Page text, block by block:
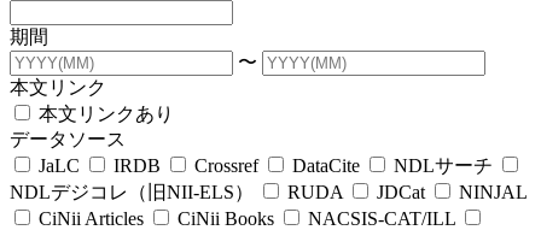
期間
〜
本文リンク
本文リンクあり
データソース
JaLC
IRDB Crossref DataCite
NDLサーチ
NDLデジコレ（旧NII-ELS）
RUDA JDCat
NINJAL
CiNii Articles
CiNii Books
NACSIS-CAT/ILL